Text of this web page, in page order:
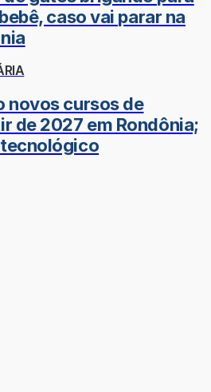
caso vai parar na
novos cursos de
de 2027 em Rondônia;